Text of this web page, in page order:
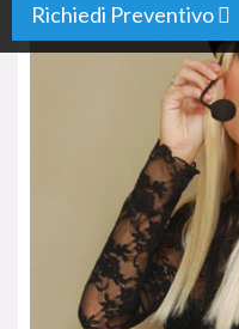
Richiedi Preventivo